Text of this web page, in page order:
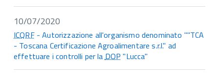
10/07/2020
ICQRF- Autorizzazione all'organismo denominato ""TCA
- Toscana Certificazione Agroalimentare s.r.l." ad
effettuare i controlli per laDOP "Lucca"